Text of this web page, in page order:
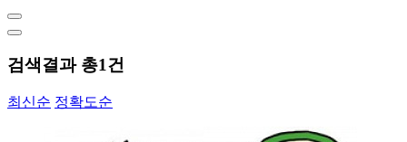
검색결과 총1건
최신순 정확도순